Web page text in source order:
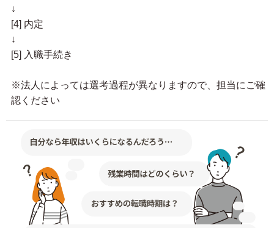
↓
[4] 内定
↓
[5] 入職手続き
※法人によっては選考過程が異なりますので、担当にご確
認ください